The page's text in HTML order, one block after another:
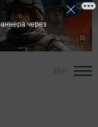
через